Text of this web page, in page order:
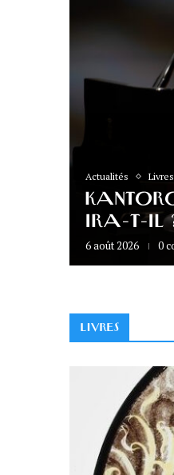
Actualités
IRA-T-IL
6 août 2026 0
LIVRES